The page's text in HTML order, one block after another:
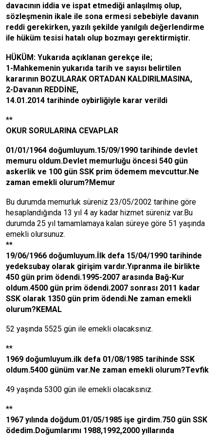
davacının iddia ve ispat etmediği anlaşılmış olup,
sözleşmenin ikale ile sona ermesi sebebiyle davanın
reddi gerekirken, yazılı şekilde yanılgılı değerlendirme
ile hüküm tesisi hatalı olup bozmayı gerektirmiştir.
HÜKÜM: Yukarıda açıklanan gerekçe ile;
1-Mahkemenin yukarıda tarih ve sayısı belirtilen
kararının BOZULARAK ORTADAN KALDIRILMASINA,
2-Davanın REDDİNE,
14.01.2014 tarihinde oybirliğiyle karar verildi
**
OKUR SORULARINA CEVAPLAR
01/01/1964 doğumluyum.15/09/1990 tarihinde devlet
memuru oldum.Devlet memurluğu öncesi 540 gün
askerlik ve 100 gün SSK prim ödemem mevcuttur.Ne
zaman emekli olurum?Memur
Bu durumda memurluk süreniz 23/05/2002 tarihine göre
hesaplandığında 13 yıl 4 ay kadar hizmet süreniz var.Bu
durumda 25 yıl tamamlamaya kalan süreye göre 51 yaşında
emekli olursunuz.
**
19/06/1966 doğumluyum.İlk defa 15/04/1990 tarihinde
yedeksubay olarak girişim vardır.Yıpranma ile birlikte
450 gün prim ödendi.1995-2007 arasında Bağ-Kur
oldum.4500 gün prim ödendi.2007 sonrası 2011 kadar
SSK olarak 1350 gün prim ödendi.Ne zaman emekli
olurum?KEMAL
52 yaşında 5525 gün ile emekli olacaksınız.
**
1969 doğumluyum.ilk defa 01/08/1985 tarihinde SSK
oldum.5400 günüm var.Ne zaman emekli olurum?Tevfik
49 yaşında 5300 gün ile emekli olacaksınız.
**
1967 yılında doğdum.01/05/1985 işe girdim.750 gün SSK
ödedim.Doğumlarımı 1988,1992,2000 yıllarında